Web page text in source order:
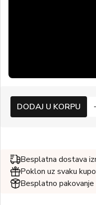
DODAJ U KORPU
Besplatna dostava
Poklon uz svaku
Besplatno pakovanje